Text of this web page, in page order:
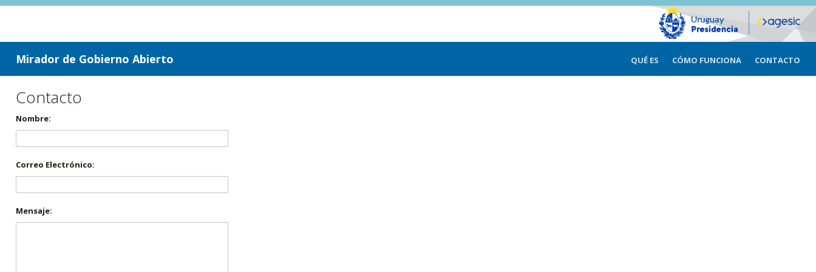
ir a contenido
ir al menú
Mirador de Gobierno Abierto QUÉ ES CÓMO FUNCIONA CONTACTO
Contacto
Nombre:
Correo Electrónico:
Mensaje: